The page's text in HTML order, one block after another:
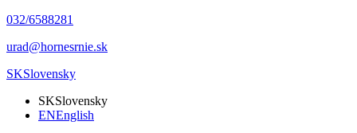
032/6588281
urad@hornesrnie.sk
SKSlovensky
SKSlovensky
ENEnglish